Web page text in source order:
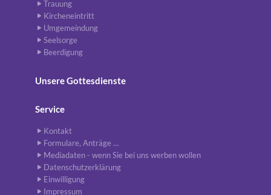
Trauung
Kircheneintritt
Umgemeindung
Seelsorge
Beerdigung
Unsere Gottesdienste
Service
Kontakt
Formulare, Anträge …
Mediadaten - wenn Sie bei uns werben wollen
Datenschutzerklärung
Einwilligung
Impressum